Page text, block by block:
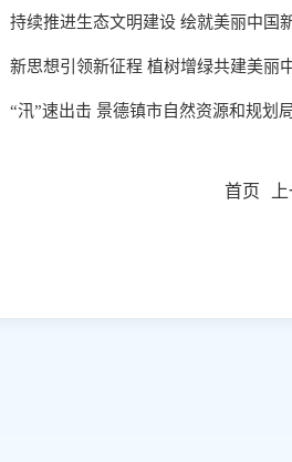
持续推进生态文明建设 绘就美丽中国
新思想引领新征程 植树增绿共建美丽
“汛”速出击 景德镇市自然资源和规划
首页